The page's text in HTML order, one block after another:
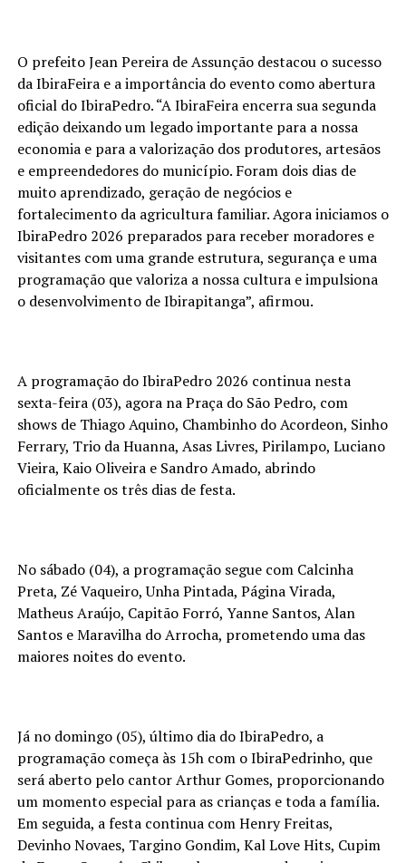
O prefeito Jean Pereira de Assunção destacou o sucesso
da IbiraFeira e a importância do evento como abertura
oficial do IbiraPedro. “A IbiraFeira encerra sua segunda
edição deixando um legado importante para a nossa
economia e para a valorização dos produtores, artesãos
e empreendedores do município. Foram dois dias de
muito aprendizado, geração de negócios e
fortalecimento da agricultura familiar. Agora iniciamos o
IbiraPedro 2026 preparados para receber moradores e
visitantes com uma grande estrutura, segurança e uma
programação que valoriza a nossa cultura e impulsiona
o desenvolvimento de Ibirapitanga”, afirmou.
A programação do IbiraPedro 2026 continua nesta
sexta-feira (03), agora na Praça do São Pedro, com
shows de Thiago Aquino, Chambinho do Acordeon, Sinho
Ferrary, Trio da Huanna, Asas Livres, Pirilampo, Luciano
Vieira, Kaio Oliveira e Sandro Amado, abrindo
oficialmente os três dias de festa.
No sábado (04), a programação segue com Calcinha
Preta, Zé Vaqueiro, Unha Pintada, Página Virada,
Matheus Araújo, Capitão Forró, Yanne Santos, Alan
Santos e Maravilha do Arrocha, prometendo uma das
maiores noites do evento.
Já no domingo (05), último dia do IbiraPedro, a
programação começa às 15h com o IbiraPedrinho, que
será aberto pelo cantor Arthur Gomes, proporcionando
um momento especial para as crianças e toda a família.
Em seguida, a festa continua com Henry Freitas,
Devinho Novaes, Targino Gondim, Kal Love Hits, Cupim